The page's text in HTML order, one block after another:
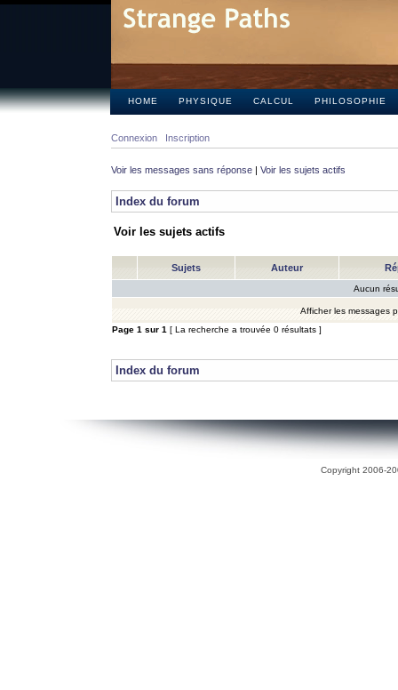
HOME PHYSIQUE CALCUL PHILOSOPHIE
Connexion Inscription
Voir les messages sans réponse | Voir les sujets actifs
Index du forum
Voir les sujets actifs
Sujets Auteur
Aucun
Afficher les messages
Page 1 sur 1 [ La recherche a trouvée 0 résultats ]
Index du forum
Copyright 2006-